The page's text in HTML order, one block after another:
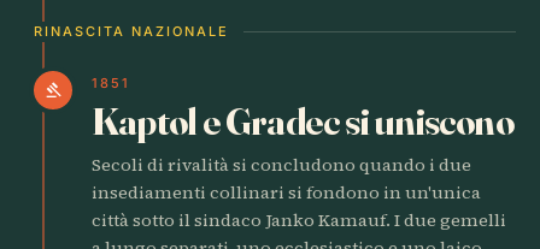
RINASCITA NAZIONALE
gavel 1851
Kaptol e Gradec si uniscono
Secoli di rivalità si concludono quando i due
insediamenti collinari si fondono in un'unica
città sotto il sindaco Janko Kamauf. I due gemelli